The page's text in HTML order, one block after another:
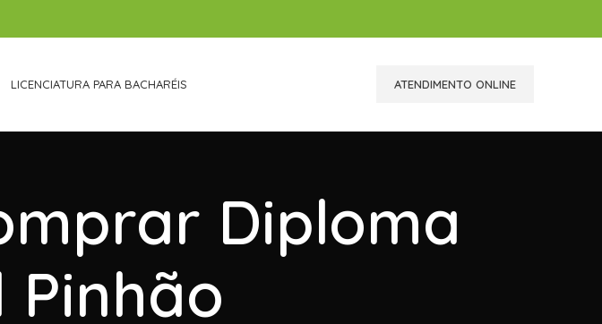
LICENCIATURA PARA BACHARÉIS ATENDIMENTO ONLINE
Diploma
Pinhão